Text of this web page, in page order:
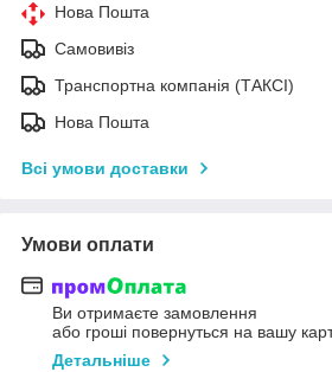
Нова Пошта
Самовивіз
Транспортна компанія (ТАКСІ)
Нова Пошта
Всі умови доставки
Умови оплати
Ви отримаєте замовлення
або гроші повернуться на вашу
Детальніше